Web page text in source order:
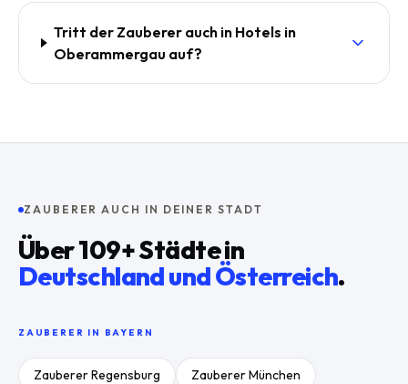
Tritt der Zauberer auch in Hotels in
Oberammergau auf?
ZAUBERER AUCH IN DEINER STADT
Über109+ Städte in
Deutschland und Österreich.
ZAUBERER IN BAYERN
ZaubererRegensburg ZaubererMünchen